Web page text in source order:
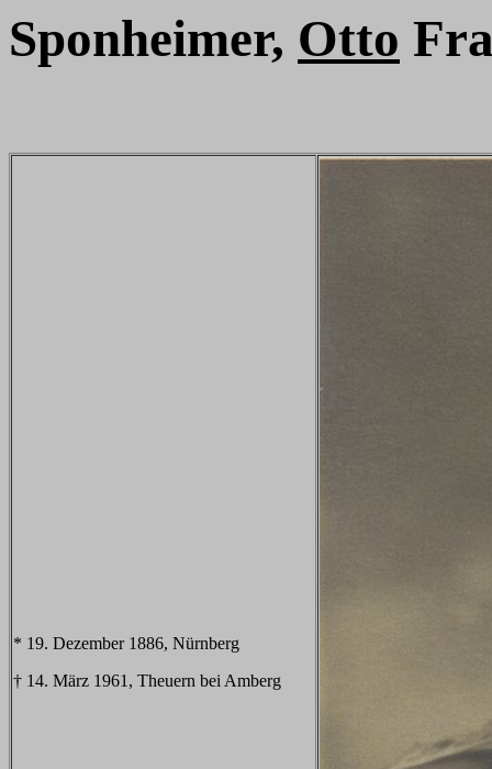
Sponheimer, Otto
* 19. Dezember 1886, Nürnberg
† 14. März 1961, Theuern bei Amberg